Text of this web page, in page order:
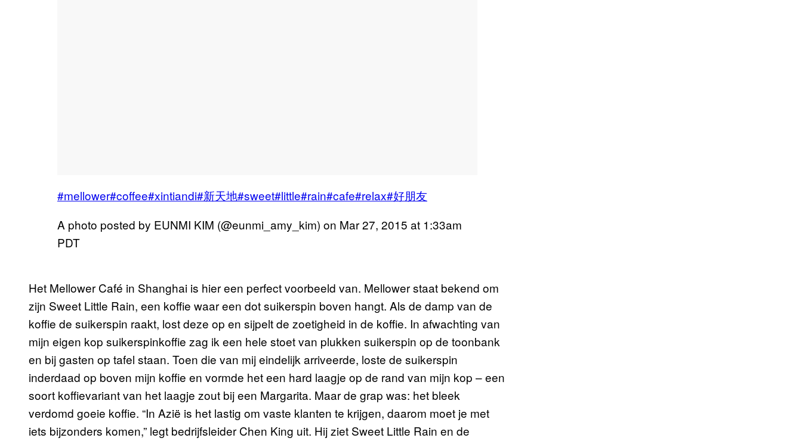
#mellower#coffee#xintiandi#新天地#sweet#little#rain#cafe#relax#好朋友
A photo posted by EUNMI KIM (@eunmi_amy_kim) on Mar 27, 2015 at 1:33am
PDT
Het Mellower Café in Shanghai is hier een perfect voorbeeld van. Mellower staat bekend om
zijn Sweet Little Rain, een koffie waar een dot suikerspin boven hangt. Als de damp van de
koffie de suikerspin raakt, lost deze op en sijpelt de zoetigheid in de koffie. In afwachting van
mijn eigen kop suikerspinkoffie zag ik een hele stoet van plukken suikerspin op de toonbank
en bij gasten op tafel staan. Toen die van mij eindelijk arriveerde, loste de suikerspin
inderdaad op boven mijn koffie en vormde het een hard laagje op de rand van mijn kop – een
soort koffievariant van het laagje zout bij een Margarita. Maar de grap was: het bleek
verdomd goeie koffie. “In Azië is het lastig om vaste klanten te krijgen, daarom moet je met
iets bijzonders komen,” legt bedrijfsleider Chen King uit. Hij ziet Sweet Little Rain en de